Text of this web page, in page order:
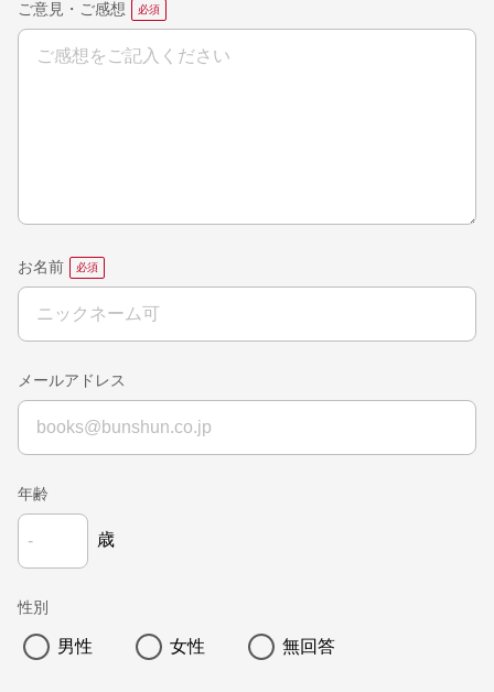
ご意見・ご感想
お名前
メールアドレス
年齢
歳
性別
男性 女性 無回答